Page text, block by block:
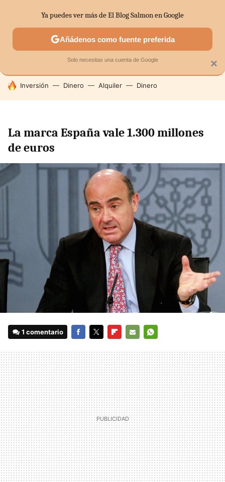
SECTORES ECONOMÍA DOMÉSTICA MERCADOS
HOY SE HABLA DE
Inversión Dinero Alquiler Dinero
La marca España vale 1.300 millones
de euros
1 comentario
MAIL
×
Ya puedes ver más de El Blog Salmon en Google
Añádenos como fuente preferida
Solo necesitas una cuenta de Google